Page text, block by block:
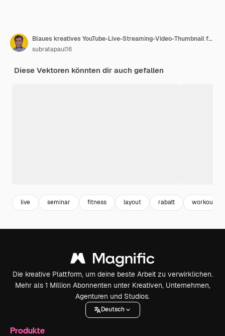
Blaues kreatives YouTube-Live-Streaming-Video-Thumbnail für eine digitale Marketingagentur
subratapaul16
Diese Vektoren könnten dir auch gefallen
live seminar fitness layout rabatt workout
Die kreative Plattform, um deine beste Arbeit zu verwirklichen.
Mehr als 1 Million Abonnenten unter Kreativen, Unternehmen,
Agenturen und Studios.
Deutsch
Produkte